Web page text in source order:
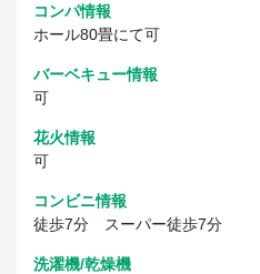
コンパ情報
ホール80畳にて可
バーベキュー情報
可
花火情報
可
コンビニ情報
徒歩7分 スーパー徒歩7分
洗濯機/乾燥機